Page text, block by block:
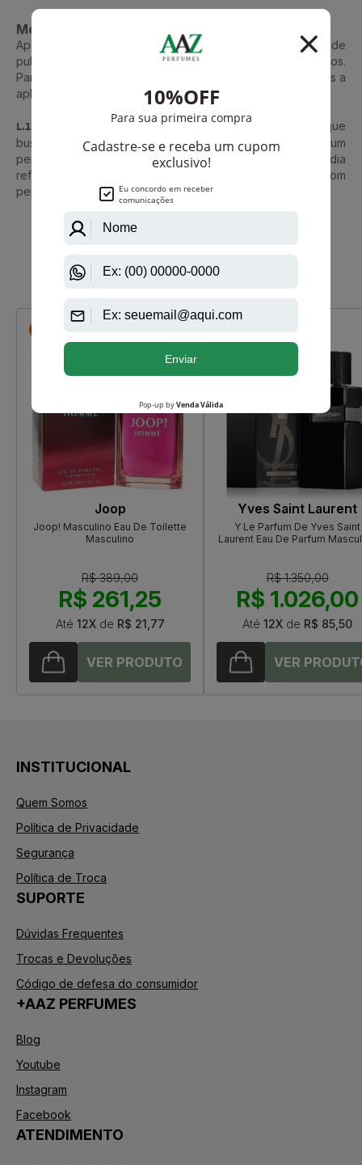
Modo de Uso
Aplique a cerca de 15 cm da pele, priorizando pontos de
pulsação como pulsos, pescoço, nuca e dobras dos braços.
Para melhor desempenho, evite esfregar a fragrância após a
aplicação e mantenha a pele hidratada.
L.12.12 Silver Grey Lacosteé a escolha ideal para homens que
buscam frescor sofisticado, presença equilibrada e um
perfume versátil, elegante e atual, perfeito para o dia a dia
refinado ou ocasiões que pedem discrição com
personalidade.
Que viu, viu também
Joop
Joop! Masculino Eau De Toilette
Masculino
R$ 389,00
R$ 261,25
Até 12Xde R$ 21,77
Yves Saint Laurent
Y Le Parfum De Yves Saint
Laurent Eau De Parfum
R$ 1.350,00
R$ 1.026,00
Até 12X de R$ 85,50
INSTITUCIONAL
Quem Somos
Política de Privacidade
Segurança
Política de Troca
SUPORTE
Dúvidas Frequentes
Trocas e Devoluções
Código de defesa do consumidor
+AAZ PERFUMES
Blog
Youtube
Instagram
Facebook
ATENDIMENTO